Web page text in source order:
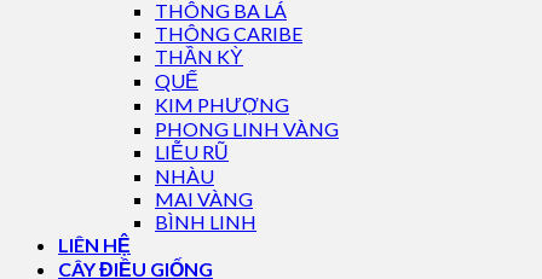
THÔNG BA LÁ
THÔNG CARIBE
THẦN KỲ
QUẾ
KIM PHƯỢNG
PHONG LINH VÀNG
LIỄU RŨ
NHÀU
MAI VÀNG
BÌNH LINH
LIÊN HỆ
CÂY ĐIỀU GIỐNG